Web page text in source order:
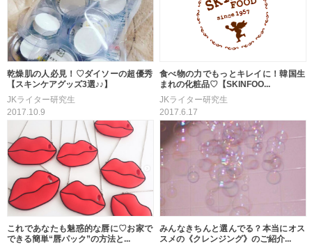
乾燥肌の人必見！♡ダイソーの超優秀
【スキンケアグッズ3選♪♪】
JKライター研究生
2017.10.9
食べ物の力でもっとキレイに！韓国生
まれの化粧品♡【SKINFOO...
JKライター研究生
2017.6.17
これであなたも魅惑的な唇に♡お家で
できる簡単“唇パック”の方法と...
みんなきちんと選んでる？本当にオス
スメの《クレンジング》のご紹介...